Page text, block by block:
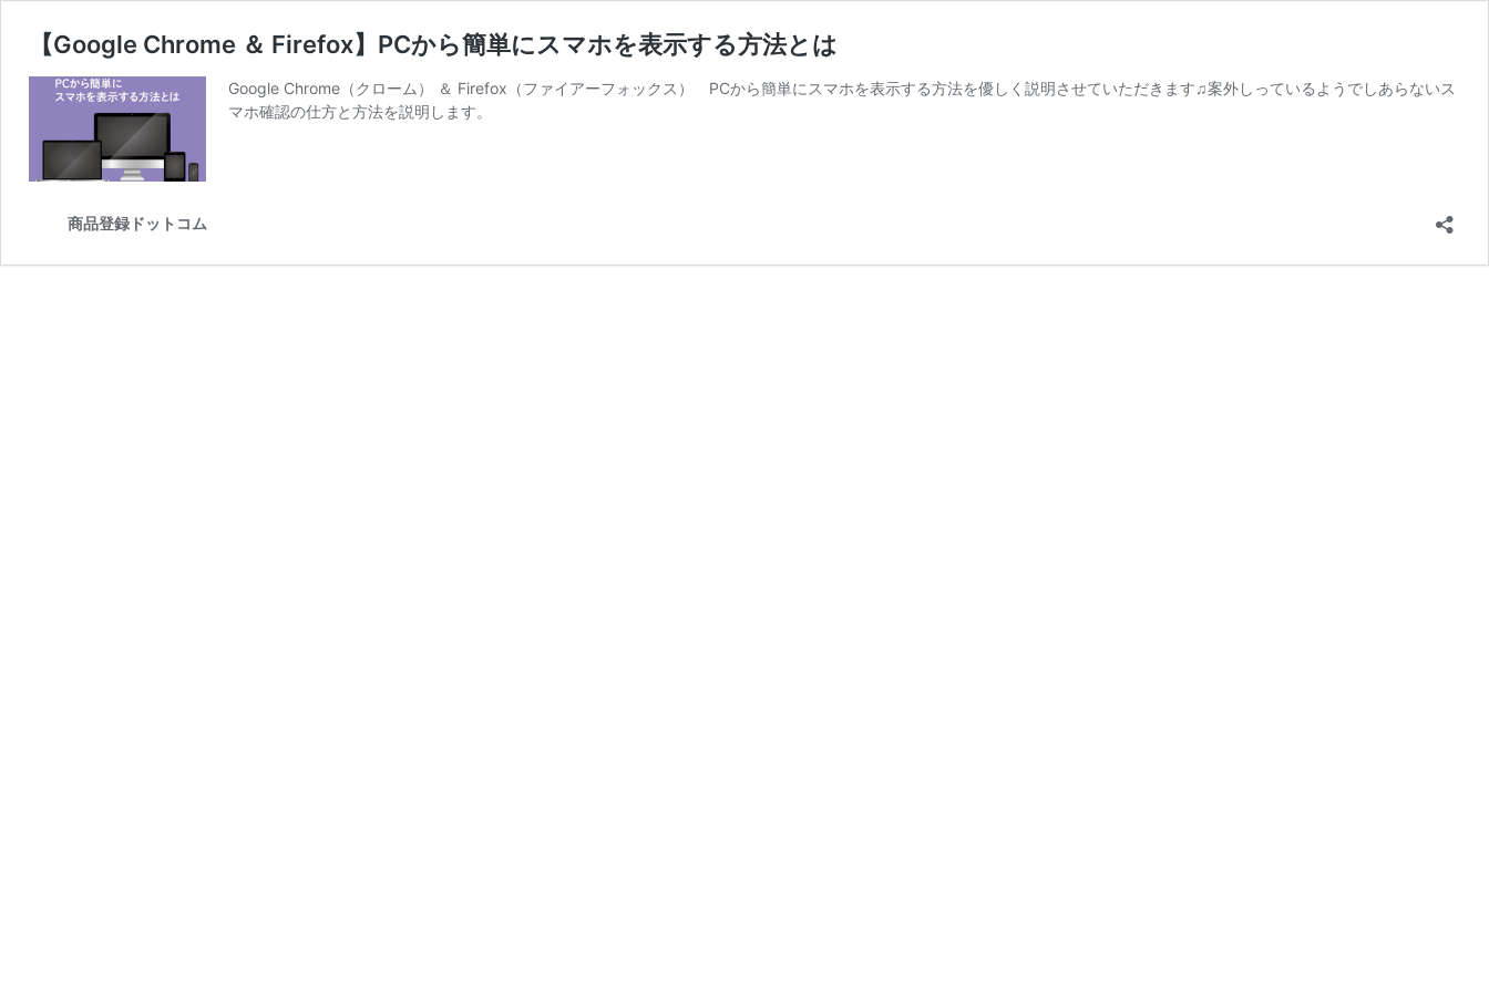
【Google Chrome ＆ Firefox】PCから簡単にスマホを表示する方法とは
Google Chrome（クローム） ＆ Firefox（ファイアーフォックス） PCから簡単にスマホを表示する方法を優しく説明させていただきます♫案外しっているようでしあらないス
マホ確認の仕方と方法を説明します。
商品登録ドットコム